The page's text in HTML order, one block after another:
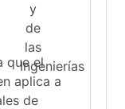
que el
aplica a
de